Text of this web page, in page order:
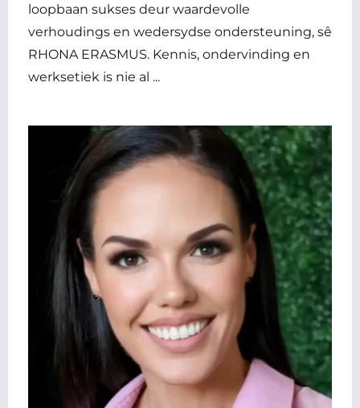
loopbaan sukses deur waardevolle
verhoudings en wedersydse ondersteuning, sê
RHONA ERASMUS. Kennis, ondervinding en
werksetiek is nie al ...